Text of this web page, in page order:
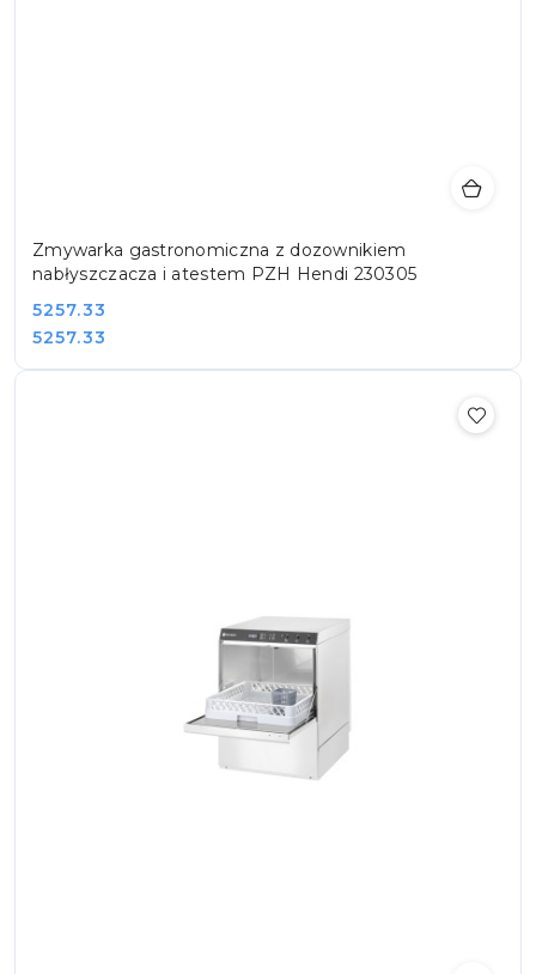
Zmywarka gastronomiczna z dozownikiem
nabłyszczacza i atestem PZH Hendi 230305
Cena:
5257.33
Cena:
5257.33